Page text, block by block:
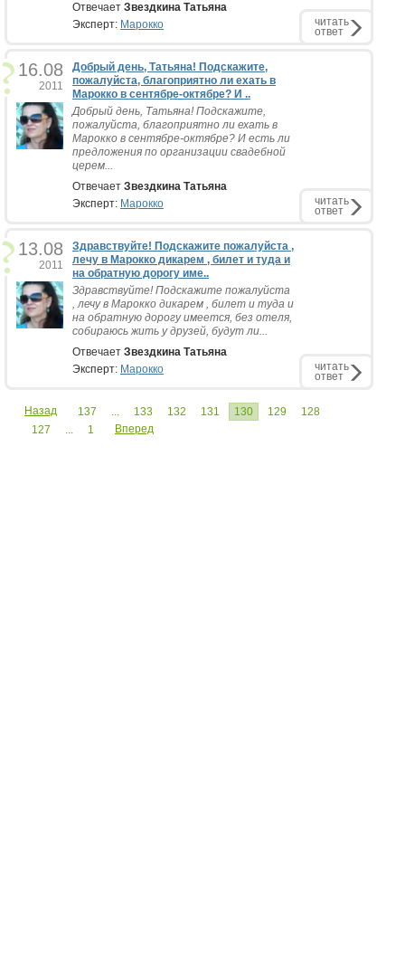
Отвечает Звездкина Татьяна
Эксперт: Марокко читать
ответ
16.08
2011
Добрый день, Татьяна! Подскажите,
пожалуйста, благоприятно ли ехать в
Марокко в сентябре-октябре? И ..
Добрый день, Татьяна! Подскажите,
пожалуйста, благоприятно ли ехать в
Марокко в сентябре-октябре? И есть ли
предложения по организации свадебной
церем...
Отвечает Звездкина Татьяна
Эксперт: Марокко читать
ответ
13.08
2011
Здравствуйте! Подскажите пожалуйста ,
лечу в Марокко дикарем , билет и туда и
на обратную дорогу име..
Здравствуйте! Подскажите пожалуйста
, лечу в Марокко дикарем , билет и туда и
на обратную дорогу имеется, без отеля,
собираюсь жить у друзей, будут ли...
Отвечает Звездкина Татьяна
Эксперт: Марокко читать
ответ
Назад 137 ... 133 132 131 130 129
128
127
... 1 Вперед